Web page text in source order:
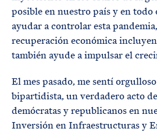
posible en nuestro país y en todo
ayudar a controlar esta
recuperación económica
también ayude a impulsar el
El mes pasado, me sentí
bipartidista, un verdadero acto
demócratas y republicanos en
Inversión en Infraestructuras y